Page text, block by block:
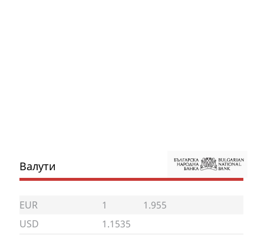
Валути
EUR 1
1.955
USD
1.1535